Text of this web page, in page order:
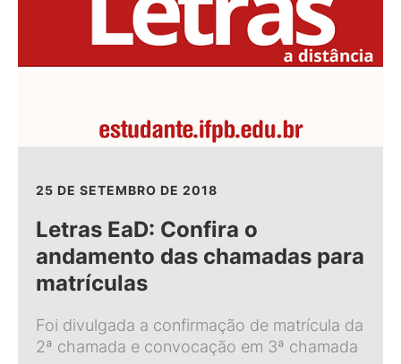
25 DE SETEMBRO DE 2018
Letras EaD: Confira o
andamento das chamadas para
matrículas
Foi divulgada a confirmação de matrícula da
2ª chamada e convocação em 3ª chamada